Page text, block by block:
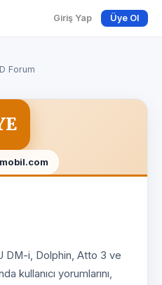
Giriş Yap Üye Ol
Forum
DM-i, Dolphin, Atto 3 ve
kullanıcı yorumlarını,